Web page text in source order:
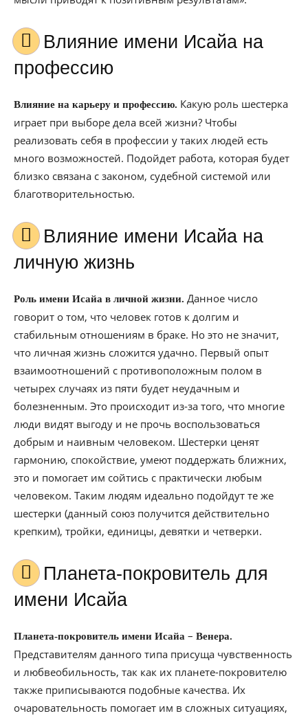
Влияние имени Исайа на
профессию
Влияние на карьеру и профессию. Какую роль шестерка
играет при выборе дела всей жизни? Чтобы
реализовать себя в профессии у таких людей есть
много возможностей. Подойдет работа, которая будет
близко связана с законом, судебной системой или
благотворительностью.
Влияние имени Исайа на
личную жизнь
Роль имени Исайа в личной жизни. Данное число
говорит о том, что человек готов к долгим и
стабильным отношениям в браке. Но это не значит,
что личная жизнь сложится удачно. Первый опыт
взаимоотношений с противоположным полом в
четырех случаях из пяти будет неудачным и
болезненным. Это происходит из-за того, что многие
люди видят выгоду и не прочь воспользоваться
добрым и наивным человеком. Шестерки ценят
гармонию, спокойствие, умеют поддержать ближних,
это и помогает им сойтись с практически любым
человеком. Таким людям идеально подойдут те же
шестерки (данный союз получится действительно
крепким), тройки, единицы, девятки и четверки.
Планета-покровитель для
имени Исайа
Планета-покровитель имени Исайа – Венера.
Представителям данного типа присуща чувственность
и любвеобильность, так как их планете-покровителю
также приписываются подобные качества. Их
очаровательность помогает им в сложных ситуациях,